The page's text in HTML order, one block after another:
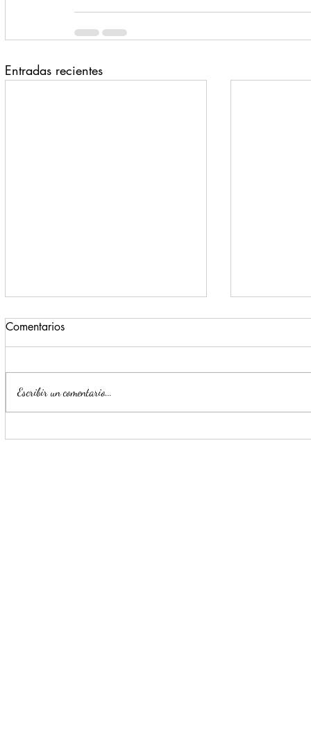
Entradas recientes
Lleva a cabo Monterrey
Honra
Comentarios
Escribir un comentario...